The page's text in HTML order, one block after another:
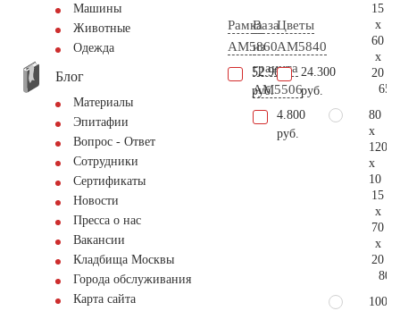
Машины
Животные
Одежда
Блог
Материалы
Эпитафии
Вопрос - Ответ
Сотрудники
Сертификаты
Новости
Пресса о нас
Вакансии
Кладбища Москвы
Города обслуживания
Карта сайта
Рамка
AM5860
52.900
руб.
Ваза
из
гранита
AM5506
4.800
руб.
Цветы
AM5840
24.300
руб.
15
x
60
x
20
80
x
120
x
10
15
x
70
x
20
100